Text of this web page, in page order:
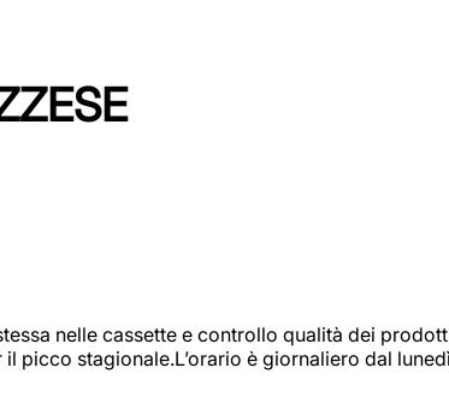
nelle cassette e controllo qualità dei
picco stagionale.L’orario è giornaliero dal